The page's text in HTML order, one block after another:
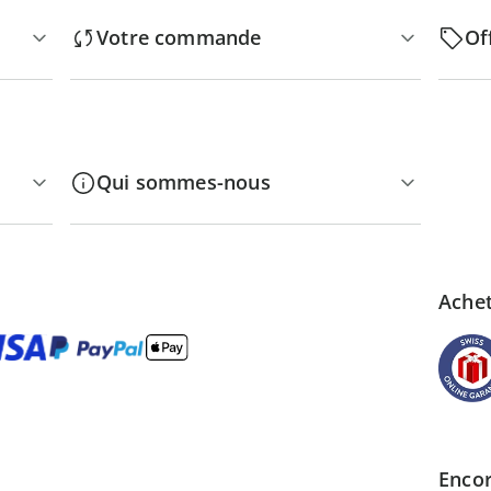
Votre commande
Qui sommes-nous